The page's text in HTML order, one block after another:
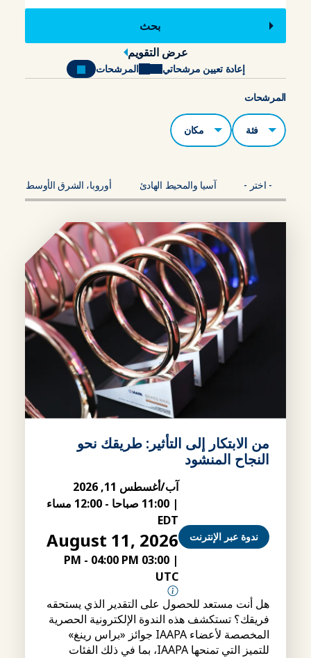
عرض التقويم
إعادة تعيين مرشحاتي المرشحات
المرشحات
الفئات مكان
- اختر - آسيا والمحيط الهادئ أوروبا، الشرق الأوسط،
من الابتكار إلى التأثير: طريقك نحو
النجاح المنشود
ندوة عبر الإنترنت
آب/أغسطس 11, 2026
| 11:00 صباحا -
12:00 مساء
EDT
August 11, 2026
|
03:00 PM
- 04:00 PM
UTC
هل أنت مستعد للحصول على التقدير الذي يستحقه
فريقك؟ تستكشف هذه الندوة الإلكترونية الحصرية
المخصصة لأعضاء IAAPA جوائز «براس رينغ»
للتميز التي تمنحها IAAPA، بما في ذلك الفئات